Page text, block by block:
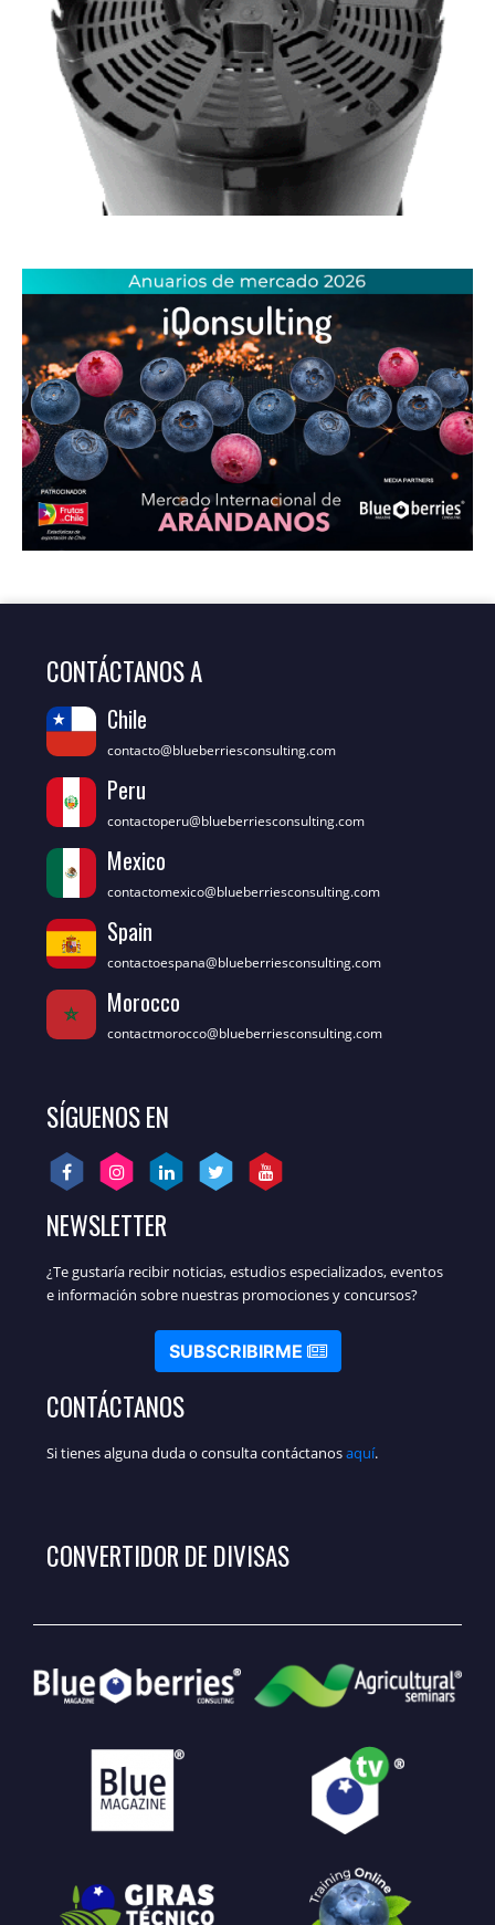
CONTÁCTANOS A
Chile
contacto@blueberriesconsulting.com
Peru
contactoperu@blueberriesconsulting.com
Mexico
contactomexico@blueberriesconsulting.com
Spain
contactoespana@blueberriesconsulting.com
Morocco
contactmorocco@blueberriesconsulting.com
SÍGUENOS EN
NEWSLETTER
¿Te gustaría recibir noticias, estudios especializados, eventos
e información sobre nuestras promociones y concursos?
SUBSCRIBIRME
CONTÁCTANOS
Si tienes alguna duda o consulta contáctanosaquí.
CONVERTIDOR DE DIVISAS